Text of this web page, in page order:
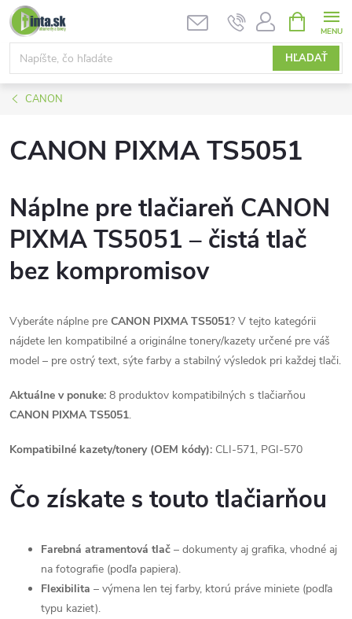
Prejsť
na
obsah
HĽADAŤ
KOŠÍK
CANON
CANON PIXMA TS5051
Náplne pre tlačiareň CANON
PIXMA TS5051 – čistá tlač
bez kompromisov
Vyberáte náplne pre CANON PIXMA TS5051? V tejto kategórii
nájdete len kompatibilné a originálne tonery/kazety určené pre váš
model – pre ostrý text, sýte farby a stabilný výsledok pri každej tlači.
Aktuálne v ponuke: 8 produktov kompatibilných s tlačiarňou
CANON PIXMA TS5051.
Kompatibilné kazety/tonery (OEM kódy): CLI-571, PGI-570
Čo získate s touto tlačiarňou
Farebná atramentová tlač – dokumenty aj grafika, vhodné aj
na fotografie (podľa papiera).
Flexibilita – výmena len tej farby, ktorú práve miniete (podľa
typu kaziet).